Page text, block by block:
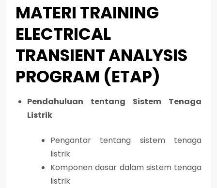
MATERI TRAINING
ELECTRICAL
TRANSIENT ANALYSIS
PROGRAM (ETAP)
Pendahuluan tentang Sistem Tenaga
Listrik
Pengantar tentang sistem tenaga
listrik
Komponen dasar dalam sistem tenaga
listrik